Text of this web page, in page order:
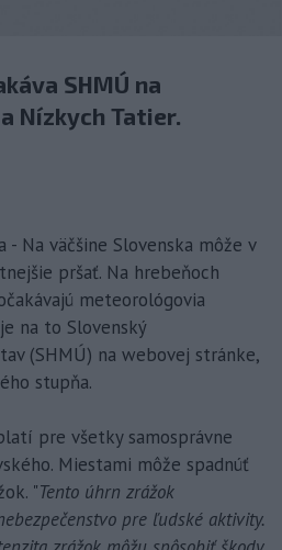
SHMÚ na
Nízkych Tatier.
- Na väčšine Slovenska môže v
pršať. Na hrebeňoch
meteorológovia
na to Slovenský
(SHMÚ) na webovej stránke,
stupňa.
pre všetky samosprávne
Miestami môže spadnúť
"Tento úhrn zrážok
pre ľudské aktivity.